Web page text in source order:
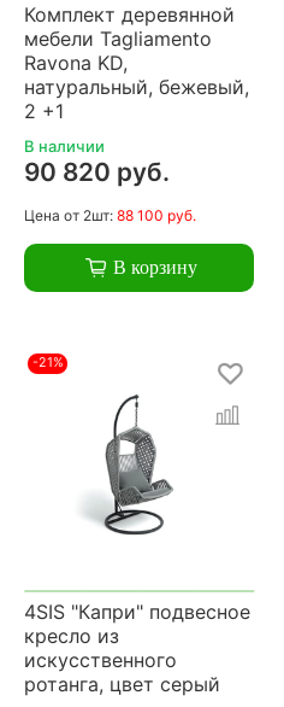
Комплект деревянной
мебели Tagliamento
Ravona KD,
натуральный, бежевый,
2 +1
В наличии
90 820 руб.
Цена от 2шт: 88 100 руб.
В корзину
-21%
4SIS "Капри" подвесное
кресло из
искусственного
ротанга, цвет серый